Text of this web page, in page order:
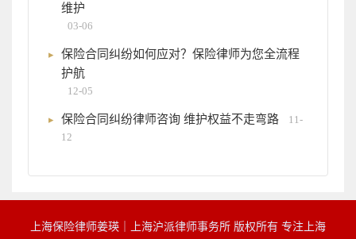
维护
03-06
保险合同纠纷如何应对？保险律师为您全流程
护航
12-05
保险合同纠纷律师咨询 维护权益不走弯路
11-
12
上海保险律师姜瑛｜上海沪派律师事务所 版权所有 专注上海